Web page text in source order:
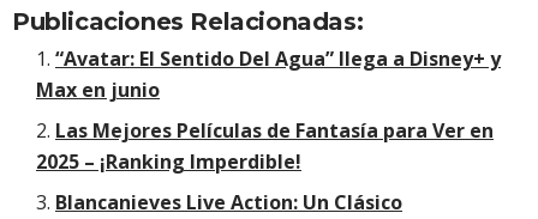
Publicaciones Relacionadas:
“Avatar: El Sentido Del Agua” llega a Disney+ y
Max en junio
Las Mejores Películas de Fantasía para Ver en
2025 – ¡Ranking Imperdible!
Blancanieves Live Action: Un Clásico